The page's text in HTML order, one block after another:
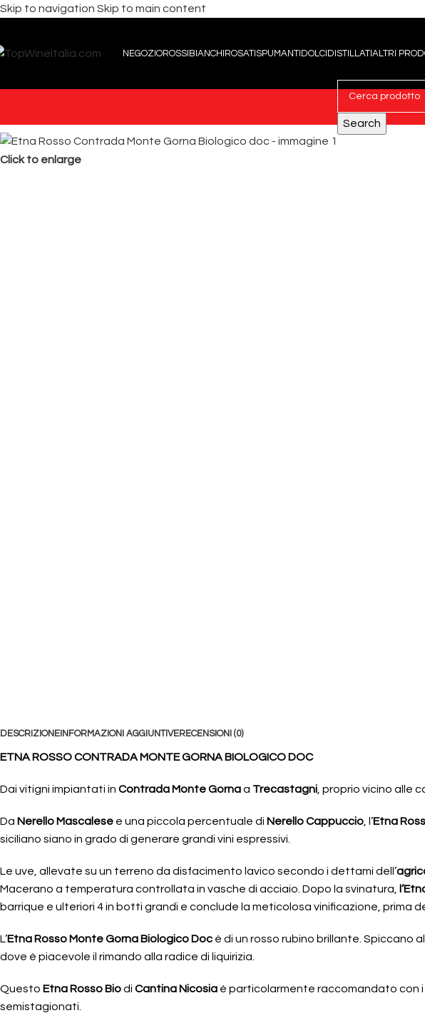
Skip to navigation Skip to main content
NEGOZIOROSSI BIANCHI ROSATI SPUMANTI DOLCI DISTILLATI ALTRI
Search
Click to enlarge
DESCRIZIONE INFORMAZIONI AGGIUNTIVERECENSIONI (0)
ETNA ROSSO CONTRADA MONTE GORNA BIOLOGICO DOC
Dai vitigni impiantati in Contrada Monte Gornaa Trecastagni , proprio vicino alle
Da Nerello Mascalese e una piccola percentuale di Nerello Cappuccio , l’Etna
siciliano siano in grado di generare grandi vini espressivi.
Le uve, allevate su un terreno da disfacimento lavico secondo i dettami dell’
Macerano a temperatura controllata in vasche di acciaio. Dopo la svinatura,
barrique e ulteriori 4 in botti grandi e conclude la meticolosa vinificazione, prima
L’Etna Rosso Monte Gorna Biologico Doc è di un rosso rubino brillante. Spiccano
dove è piacevole il rimando alla radice di liquirizia.
Questo Etna Rosso Biodi Cantina Nicosia è particolarmente raccomandato con i
semistagionati.